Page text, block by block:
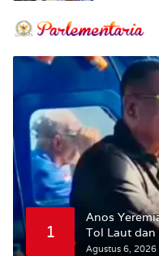
1
Anos
Tol Laut dan
BMKG
Agustus 6, 2026